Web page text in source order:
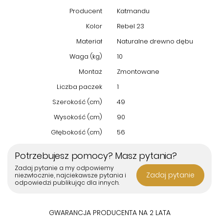
Producent
Katmandu
Kolor
Rebel 23
Materiał
Naturalne drewno dębu
Waga (kg)
10
Montaż
Zmontowane
Liczba paczek
1
Szerokość (cm)
49
Wysokość (cm)
90
Głębokość (cm)
56
Potrzebujesz pomocy? Masz pytania?
Zadaj pytanie a my odpowiemy
niezwłocznie, najciekawsze pytania i
odpowiedzi publikując dla innych.
Zadaj pytanie
GWARANCJA PRODUCENTA NA 2 LATA